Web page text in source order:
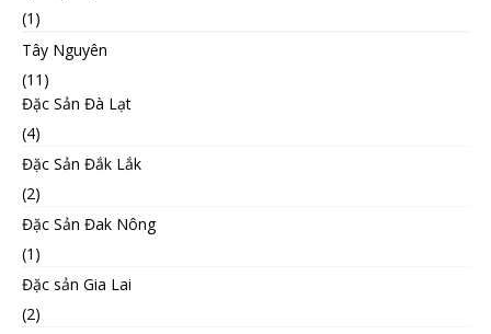
(1)
Tây Nguyên
(11)
Đặc Sản Đà Lạt
(4)
Đặc Sản Đắk Lắk
(2)
Đặc Sản Đak Nông
(1)
Đặc sản Gia Lai
(2)